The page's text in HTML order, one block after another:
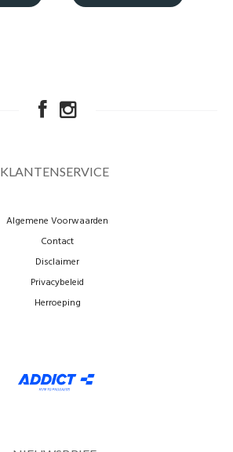
KLANTENSERVICE
Algemene Voorwaarden
Contact
Disclaimer
Privacybeleid
Herroeping